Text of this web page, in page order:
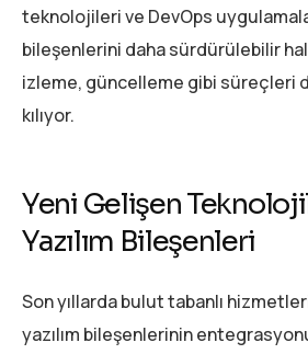
teknolojileri ve DevOps
bileşenlerini daha sürdürülebilir
izleme, güncelleme gibi süreçleri
kılıyor.
Yeni Gelişen
Yazılım Bileşenleri
Son yıllarda bulut tabanlı
yazılım bileşenlerinin